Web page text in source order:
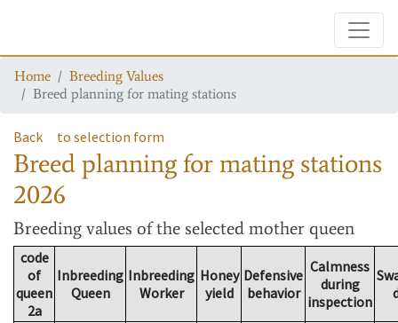
Home
Breeding Values
Breed planning for mating stations
Back to selection form
Breed planning for mating stations
2026
Breeding values of the selected mother queen
code
of
queen
2a
Inbreeding
Queen
Inbreeding
Worker
Honey
yield
Defensive
behavior
Calmness
during
inspection